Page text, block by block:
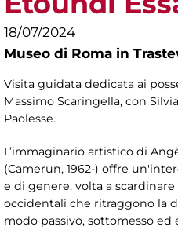
18/07/2024
Museo di Roma in
Visita guidata dedicata ai
Massimo Scaringella, con
Paolesse.
L’immaginario artistico di
(Camerun, 1962-) offre
e di genere, volta a
occidentali che ritraggono la
modo passivo, sottomesso ed